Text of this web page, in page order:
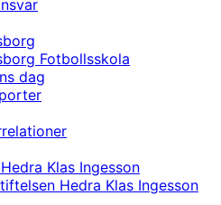
Fotbollsskola
dag
Klas Ingesson
Hedra Klas Ingesson